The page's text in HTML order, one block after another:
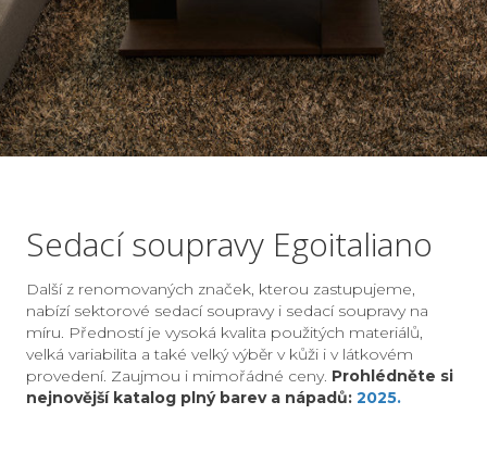
Sedací soupravy Egoitaliano
Další z renomovaných značek, kterou zastupujeme,
nabízí sektorové sedací soupravy i sedací soupravy na
míru. Předností je vysoká kvalita použitých materiálů,
velká variabilita a také velký výběr v kůži i v látkovém
provedení. Zaujmou i mimořádné ceny. Prohlédněte si
nejnovější katalog plný barev a nápadů: 2025.